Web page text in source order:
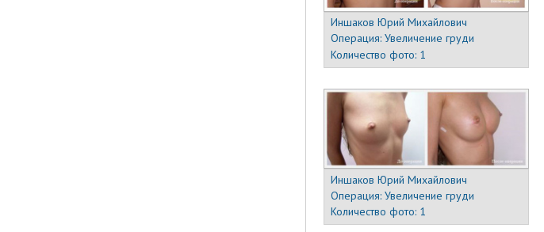
Иншаков Юрий Михайлович
Операция:Увеличение груди
Количество фото: 1
Иншаков Юрий Михайлович
Операция:Увеличение груди
Количество фото: 1